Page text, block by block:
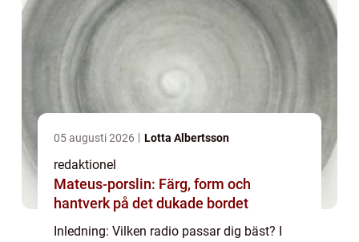
05 augusti 2026 Lotta Albertsson
redaktionel
Mateus-porslin: Färg, form och
hantverk på det dukade bordet
Inledning: Vilken radio passar dig bäst? I